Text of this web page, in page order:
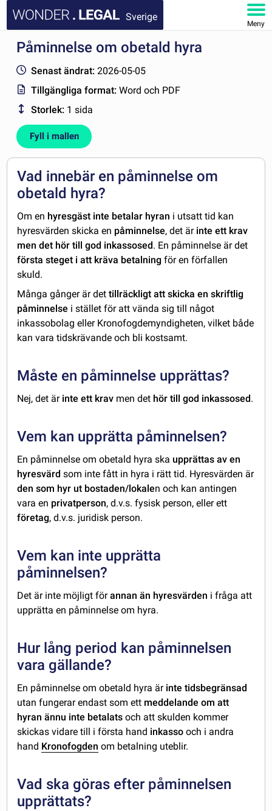
Sverige
Meny
STARTSIDA
DOKUMENT
FAQ
MITT KONTO
Påminnelse om obetald hyra
Senast ändrat: 2026-05-05
Tillgängliga format:Word och PDF
Storlek: 1 sida
Fyll i mallen
Vad innebär en påminnelse om
obetald hyra?
Om en hyresgäst inte betalar hyran i utsatt tid kan
hyresvärden skicka en påminnelse, det är inte ett krav
men det hör till god inkassosed. En påminnelse är det
första steget i att kräva betalningför en förfallen
skuld.
Många gånger är det tillräckligt att skicka en skriftlig
påminnelse i stället för att vända sig till något
inkassobolag eller Kronofogdemyndigheten, vilket både
kan vara tidskrävande och bli kostsamt.
Måste en påminnelse upprättas?
Nej, det är inte ett krav men det hör till god inkassosed.
Vem kan upprätta påminnelsen?
En påminnelse om obetald hyra ska upprättas av en
hyresvärdsom inte fått in hyra i rätt tid. Hyresvärden är
den som hyr ut bostaden/lokalen och kan antingen
vara en privatperson, d.v.s. fysisk person, eller ett
företag, d.v.s. juridisk person.
Vem kan inte upprätta
påminnelsen?
Det är inte möjligt förannan än hyresvärden i fråga att
upprätta en påminnelse om hyra.
Hur lång period kan påminnelsen
vara gällande?
En påminnelse om obetald hyra är inte tidsbegränsad
utan fungerar endast som ett meddelande om att
hyran ännu inte betalatsoch att skulden kommer
skickas vidare till i första hand inkasso och i andra
hand Kronofogden om betalning uteblir.
Vad ska göras efter påminnelsen
upprättats?